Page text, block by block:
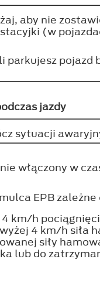
aby nie
(w
parkujesz pojazd
jazdy
sytuacji
włączony w
EPB
km/h
4 km/h siła
siły
lub do